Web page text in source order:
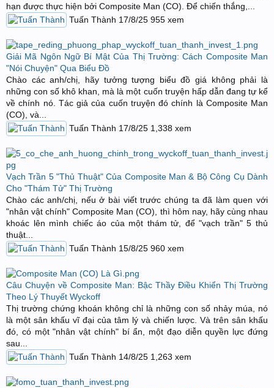
hạn được thực hiện bởi Composite Man (CO). Để chiến thắng,...
Tuấn Thành 17/8/25 955 xem
Giải Mã Ngôn Ngữ Bí Mật Của Thị Trường: Cách Composite Man
"Nói Chuyện" Qua Biểu Đồ
Chào các anh/chị, hãy tưởng tượng biểu đồ giá không phải là
những con số khô khan, mà là một cuốn truyện hấp dẫn đang tự kể
về chính nó. Tác giả của cuốn truyện đó chính là Composite Man
(CO), và...
Tuấn Thành 17/8/25 1,338 xem
Vạch Trần 5 "Thủ Thuật" Của Composite Man & Bộ Công Cụ Dành
Cho "Thám Tử" Thị Trường
Chào các anh/chị, nếu ở bài viết trước chúng ta đã làm quen với
"nhân vật chính" Composite Man (CO), thì hôm nay, hãy cùng nhau
khoác lên mình chiếc áo của một thám tử, để "vạch trần" 5 thủ
thuật...
Tuấn Thành 15/8/25 960 xem
Câu Chuyện về Composite Man: Bậc Thầy Điều Khiển Thị Trường
Theo Lý Thuyết Wyckoff
Thị trường chứng khoán không chỉ là những con số nhảy múa, nó
là một sân khấu vĩ đại của tâm lý và chiến lược. Và trên sân khấu
đó, có một "nhân vật chính" bí ẩn, một đạo diễn quyền lực đứng
sau...
Tuấn Thành 14/8/25 1,263 xem